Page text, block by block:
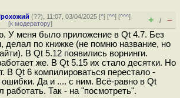
(??), 11:07, 03/04/2025 [^] [^^] [^^^]
[к модератору] + / –
У меня было приложение в Qt 4.7. Без
делал по книжке (не помню название, но
В Qt 5.12 появились ворнинги.
же. В Qt 5.15 их стало десятки. Но
В Qt 6 компилироваться перестало -
ошибки. Да и .... с ним. Всё-равно в Qt
работать. Так - на "посмотреть".